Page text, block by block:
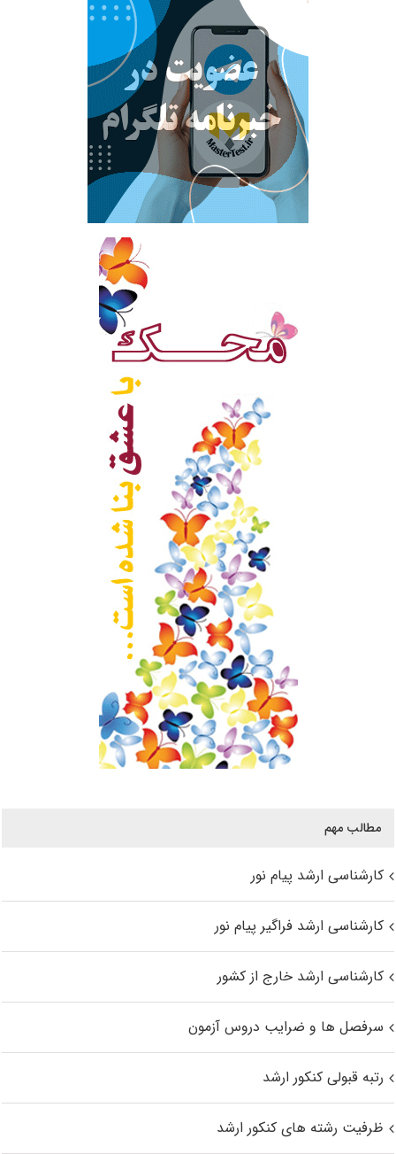
مطالب مهم
کارشناسی ارشد پیام نور
کارشناسی ارشد فراگیر پیام نور
کارشناسی ارشد خارج از کشور
سرفصل ها و ضرایب دروس آزمون
رتبه قبولی کنکور ارشد
ظرفیت رشته های کنکور ارشد